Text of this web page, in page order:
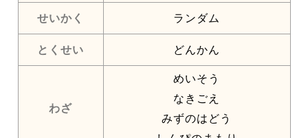
せいかく ランダム
とくせい どんかん
わざ
めいそう
なきごえ
みずのはどう